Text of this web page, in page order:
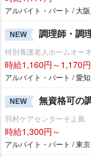
アルバイト・パート / 大
NEW 調理師・調
特別養護老人ホームオー
時給1,160円～1,170円
アルバイト・パート / 愛
NEW 無資格可の
羽村ケアセンターそよ風
時給1,300円～
アルバイト・パート / 東